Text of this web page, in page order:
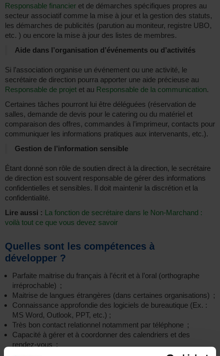
Responsable financier et de démarches spécifiques propres au
secteur associatif comme la mise à jour et la gestion des statuts,
les démarches de publicités (parution au moniteur, registre UBO,
etc. ) ou encore la mise à jour des listes de membres.
Aide dans l’organisation d’événements ou d’activités
Si l’association organise un événement ou une activité, le
secrétaire de direction pourra apporter une aide précieuse au
Responsable de projet et au Responsable de la communication.
Certaines tâches pourront lui être déléguées (réservation de
salles, demande de devis pour le catering ou du matériel et
comparaison des offres, commandes à l’imprimeur, contacts pour
communiquer les informations pratiques aux intervenants, etc.).
Gestion de l’information sensible
Étant donné son rôle de soutien direct à la direction, le secrétaire
de direction est souvent responsable de gérer des informations
confidentielles et sensibles. Il doit maintenir la discrétion et la
confidentialité.
Lire aussi : La fonction de secrétaire dans le Non-Marchand :
voilà tout ce que vous devez savoir
Quelles sont les compétences à
développer ?
Parfaite maitrise du français à l’écrit et à l’oral (orthographe
irréprochable) ;
Maitrise de langues étrangères (dans certaines organisations) ;
Connaissance approfondie des logiciels de bureautique (Ex. :
MS Word, Outlook, PPT, etc.) ;
Très bon contact relationnel notamment par téléphone ;
Capacité à gérer et à coordonner des calendriers et des
rendez-vous ;